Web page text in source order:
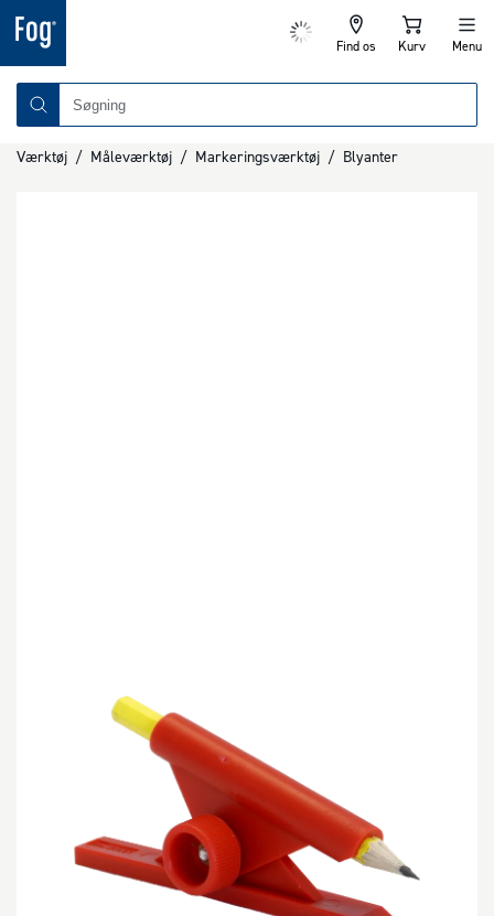
Find os Kurv Menu
Værktøj / Måleværktøj / Markeringsværktøj / Blyanter